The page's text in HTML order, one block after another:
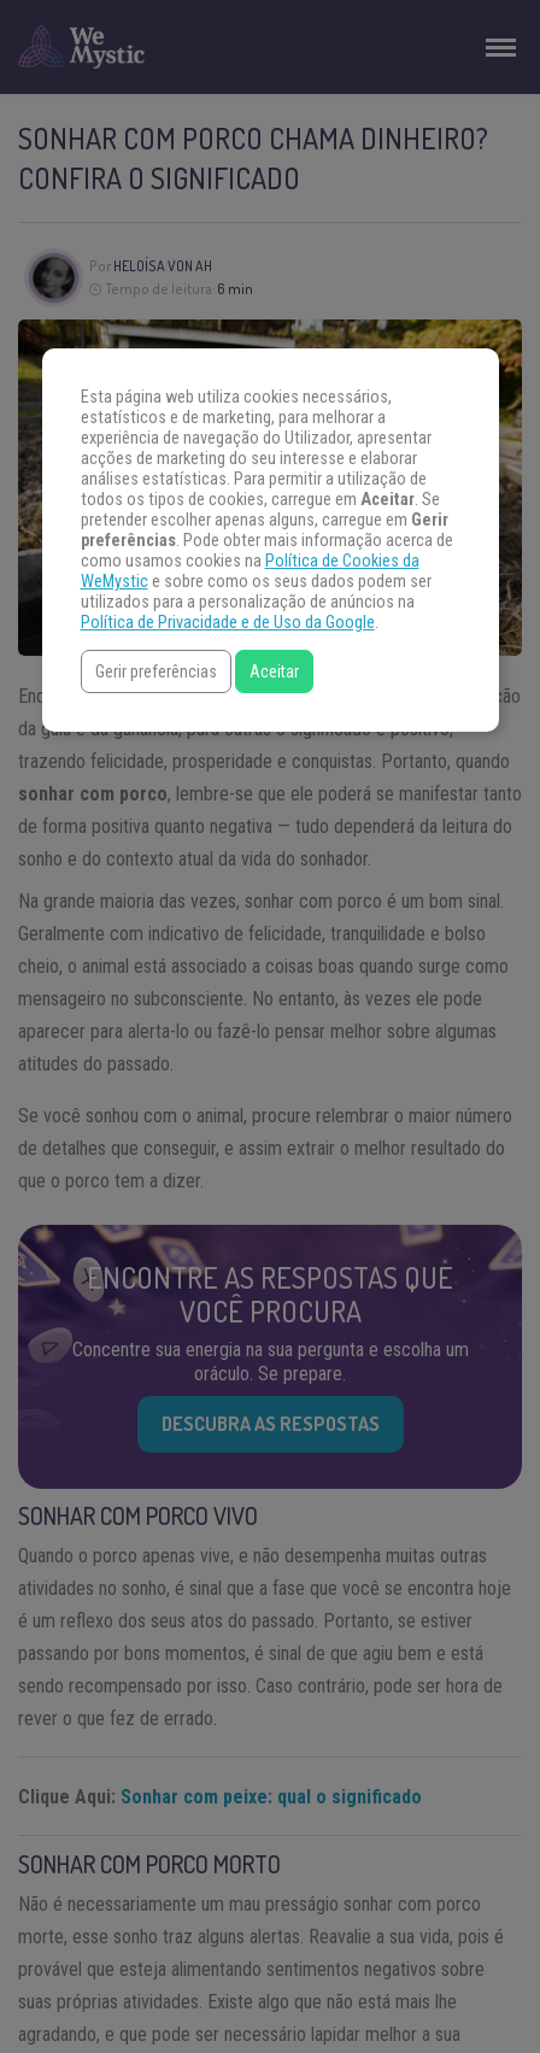
SONHAR COM PORCO CHAMA DINHEIRO?
CONFIRA O SIGNIFICADO
Por HELOÍSA VON AH
Tempo de leitura: 6 min
Enquanto para algumas culturas o animal pode ser a representação
da gula e da ganância, para outras o significado é positivo,
trazendo felicidade, prosperidade e conquistas. Portanto, quando
sonhar com porco, lembre-se que ele poderá se manifestar tanto
de forma positiva quanto negativa — tudo dependerá da leitura do
sonho e do contexto atual da vida do sonhador.
Na grande maioria das vezes, sonhar com porco é um bom sinal.
Geralmente com indicativo de felicidade, tranquilidade e bolso
cheio, o animal está associado a coisas boas quando surge como
mensageiro no subconsciente. No entanto, às vezes ele pode
aparecer para alerta-lo ou fazê-lo pensar melhor sobre algumas
atitudes do passado.
Se você sonhou com o animal, procure relembrar o maior número
de detalhes que conseguir, e assim extrair o melhor resultado do
que o porco tem a dizer.
ENCONTRE AS RESPOSTAS QUE
VOCÊ PROCURA
Concentre sua energia na sua pergunta e escolha um
oráculo. Se prepare.
DESCUBRA AS RESPOSTAS
SONHAR COM PORCO VIVO
Quando o porco apenas vive, e não desempenha muitas outras
atividades no sonho, é sinal que a fase que você se encontra hoje
é um reflexo dos seus atos do passado. Portanto, se estiver
passando por bons momentos, é sinal de que agiu bem e está
sendo recompensado por isso. Caso contrário, pode ser hora de
rever o que fez de errado.
Clique Aqui: Sonhar com peixe: qual o significado
SONHAR COM PORCO MORTO
Não é necessariamente um mau presságio sonhar com porco
morte, esse sonho traz alguns alertas. Reavalie a sua vida, pois é
provável que esteja alimentando sentimentos negativos sobre
suas próprias atividades. Existe algo que não está mais lhe
agradando, e que pode ser necessário lapidar melhor a sua
Esta página web utiliza cookies necessários,
estatísticos e de marketing, para melhorar a
experiência de navegação do Utilizador, apresentar
acções de marketing do seu interesse e elaborar
análises estatísticas. Para permitir a utilização de
todos os tipos de cookies, carregue em Aceitar. Se
pretender escolher apenas alguns, carregue em Gerir
preferências. Pode obter mais informação acerca de
como usamos cookies na Política de Cookies da
WeMystice sobre como os seus dados podem ser
utilizados para a personalização de anúncios na
Política de Privacidade e de Uso da Google.
Gerir preferências Aceitar